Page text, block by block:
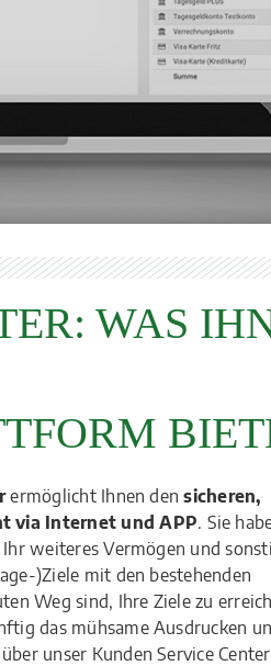
WAS
ermöglicht Ihnen densicheren,
via Internet und APP. Sie
weiteres Vermögen und
)Ziele mit den bestehenden
Weg sind, Ihre Ziele zu
das mühsame Ausdrucken
unser Kunden Service